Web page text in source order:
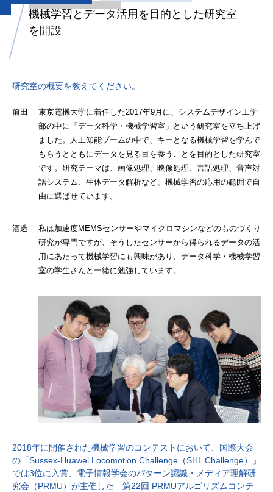
機械学習とデータ活用を目的とした研究室
を開設
研究室の概要を教えてください。
前田 東京電機大学に着任した2017年9月に、システムデザイン工学
部の中に「データ科学・機械学習室」という研究室を立ち上げ
ました。人工知能ブームの中で、キーとなる機械学習を学んで
もらうとともにデータを見る目を養うことを目的とした研究室
です。研究テーマは、画像処理、映像処理、言語処理、音声対
話システム、生体データ解析など、機械学習の応用の範囲で自
由に選ばせています。
酒造 私は加速度MEMSセンサーやマイクロマシンなどのものづくり
研究が専門ですが、そうしたセンサーから得られるデータの活
用にあたって機械学習にも興味があり、データ科学・機械学習
室の学生さんと一緒に勉強しています。
2018年に開催された機械学習のコンテストにおいて、国際大会
の「Sussex-Huawei Locomotion Challenge（SHL Challenge）」
では3位に入賞、電子情報学会のパターン認識・メディア理解研
究会（PRMU）が主催した「第22回 PRMUアルゴリズムコンテ